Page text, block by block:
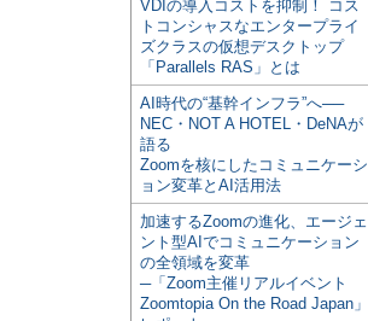
VDIの導入コストを抑制！ コス
トコンシャスなエンタープライ
ズクラスの仮想デスクトップ
「Parallels RAS」とは
AI時代の“基幹インフラ”へ──
NEC・NOT A HOTEL・DeNAが
語る
Zoomを核にしたコミュニケーシ
ョン変革とAI活用法
加速するZoomの進化、エージェ
ント型AIでコミュニケーション
の全領域を変革
─「Zoom主催リアルイベント
Zoomtopia On the Road Japan」